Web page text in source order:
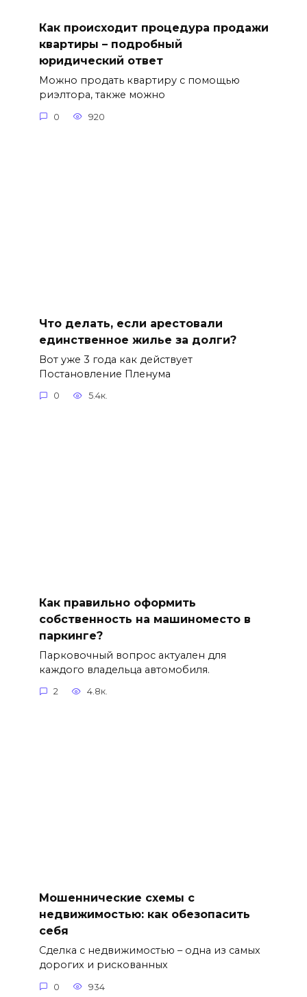
Как происходит процедура продажи
квартиры – подробный
юридический ответ
Можно продать квартиру с помощью
риэлтора, также можно
0 920
Что делать, если арестовали
единственное жилье за долги?
Вот уже 3 года как действует
Постановление Пленума
0 5.4к.
Как правильно оформить
собственность на машиноместо в
паркинге?
Парковочный вопрос актуален для
каждого владельца автомобиля.
2 4.8к.
Мошеннические схемы с
недвижимостью: как обезопасить
себя
Сделка с недвижимостью – одна из самых
дорогих и рискованных
0 934